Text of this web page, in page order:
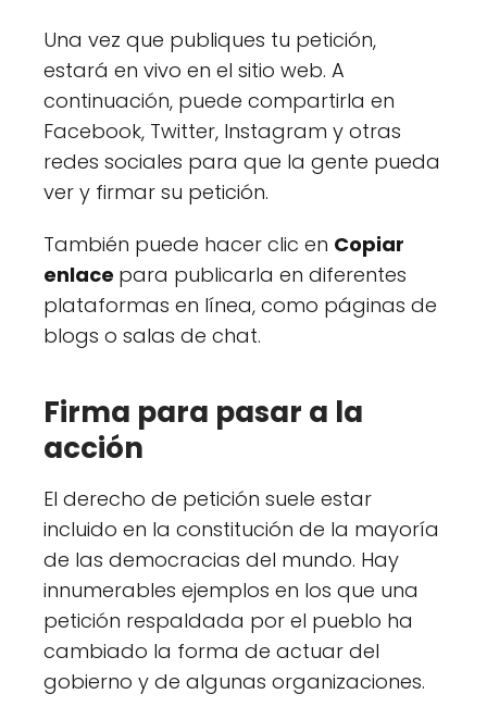
Una vez que publiques tu petición,
estará en vivo en el sitio web. A
continuación, puede compartirla en
Facebook, Twitter, Instagram y otras
redes sociales para que la gente pueda
ver y firmar su petición.
También puede hacer clic en Copiar
enlace para publicarla en diferentes
plataformas en línea, como páginas de
blogs o salas de chat.
Firma para pasar a la
acción
El derecho de petición suele estar
incluido en la constitución de la mayoría
de las democracias del mundo. Hay
innumerables ejemplos en los que una
petición respaldada por el pueblo ha
cambiado la forma de actuar del
gobierno y de algunas organizaciones.